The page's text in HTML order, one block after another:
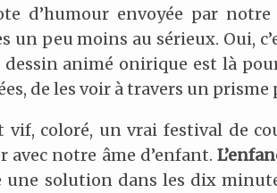
d’humour envoyée par
un peu moins au sérieux. Oui,
dessin animé onirique est là
de les voir à travers un prisme
coloré, un vrai festival de
avec notre âme d’enfant.
une solution dans les dix